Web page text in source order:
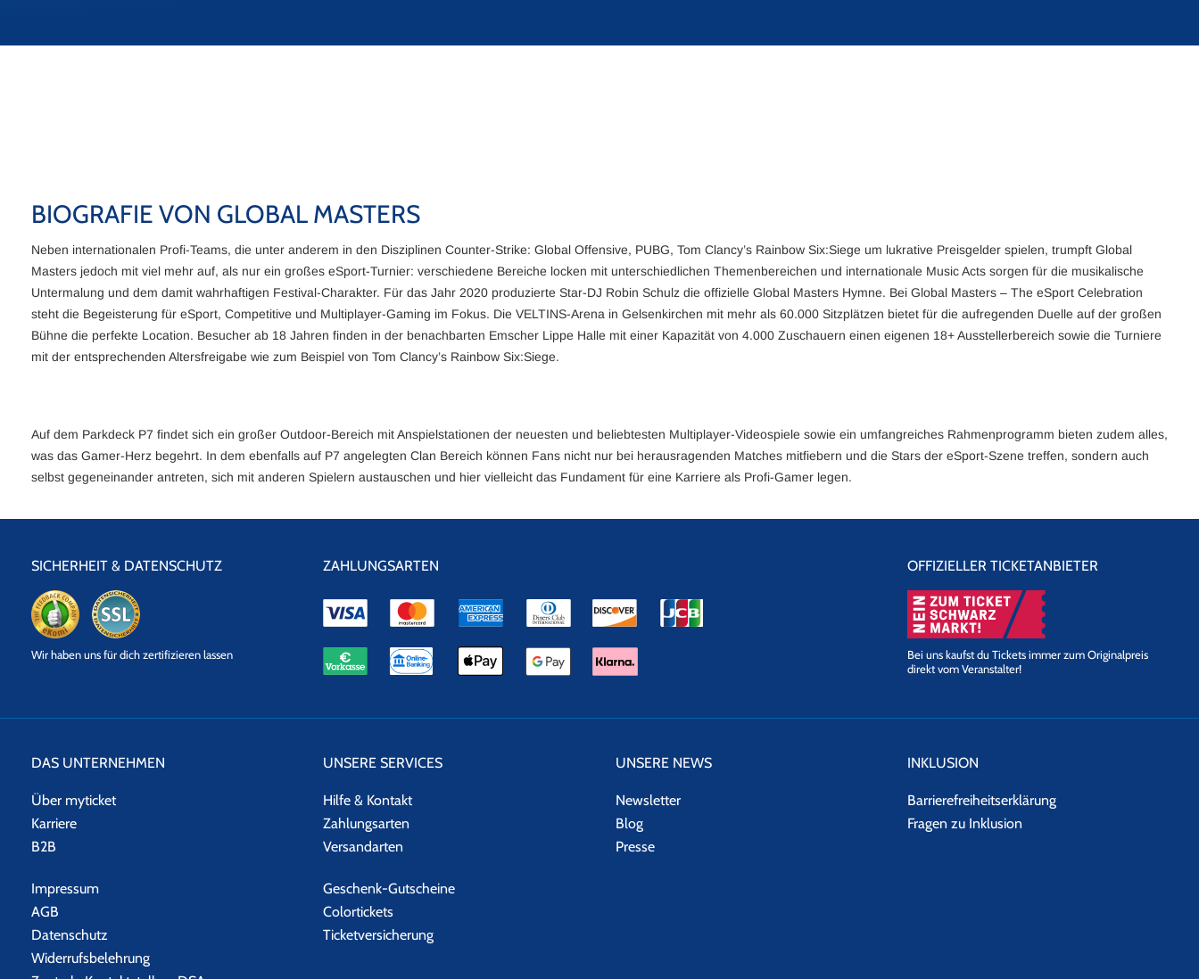
BIOGRAFIE VON GLOBAL MASTERS
Neben internationalen Profi-Teams, die unter anderem in den Disziplinen Counter-Strike: Global Offensive, PUBG, Tom Clancy’s Rainbow Six:Siege um lukrative Preisgelder spielen, trumpft Global
Masters jedoch mit viel mehr auf, als nur ein großes eSport-Turnier: verschiedene Bereiche locken mit unterschiedlichen Themenbereichen und internationale Music Acts sorgen für die musikalische
Untermalung und dem damit wahrhaftigen Festival-Charakter. Für das Jahr 2020 produzierte Star-DJ Robin Schulz die offizielle Global Masters Hymne. Bei Global Masters – The eSport Celebration
steht die Begeisterung für eSport, Competitive und Multiplayer-Gaming im Fokus. Die VELTINS-Arena in Gelsenkirchen mit mehr als 60.000 Sitzplätzen bietet für die aufregenden Duelle auf der großen
Bühne die perfekte Location. Besucher ab 18 Jahren finden in der benachbarten Emscher Lippe Halle mit einer Kapazität von 4.000 Zuschauern einen eigenen 18+ Ausstellerbereich sowie die Turniere
mit der entsprechenden Altersfreigabe wie zum Beispiel von Tom Clancy’s Rainbow Six:Siege.
Auf dem Parkdeck P7 findet sich ein großer Outdoor-Bereich mit Anspielstationen der neuesten und beliebtesten Multiplayer-Videospiele sowie ein umfangreiches Rahmenprogramm bieten zudem alles,
was das Gamer-Herz begehrt. In dem ebenfalls auf P7 angelegten Clan Bereich können Fans nicht nur bei herausragenden Matches mitfiebern und die Stars der eSport-Szene treffen, sondern auch
selbst gegeneinander antreten, sich mit anderen Spielern austauschen und hier vielleicht das Fundament für eine Karriere als Profi-Gamer legen.
SICHERHEIT & DATENSCHUTZ
Datensicherheit
Wir haben uns für dich zertifizieren lassen
ZAHLUNGSARTEN OFFIZIELLER TICKETANBIETER
Bei uns kaufst du Tickets immer zum Originalpreis
direkt vom Veranstalter!
DAS UNTERNEHMEN
Über myticket
Karriere
B2B
Impressum
AGB
Datenschutz
Widerrufsbelehrung
UNSERE SERVICES
Hilfe & Kontakt
Zahlungsarten
Versandarten
Geschenk-Gutscheine
Colortickets
Ticketversicherung
UNSERE NEWS
Newsletter
Blog
Presse
INKLUSION
Barrierefreiheitserklärung
Fragen zu Inklusion